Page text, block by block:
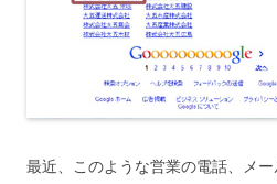
最近、このような営業の電話、メー